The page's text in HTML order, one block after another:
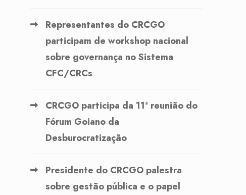
Representantes do CRCGO
participam de workshop nacional
sobre governança no Sistema
CFC/CRCs
CRCGO participa da 11ª reunião do
Fórum Goiano da
Desburocratização
Presidente do CRCGO palestra
sobre gestão pública e o papel